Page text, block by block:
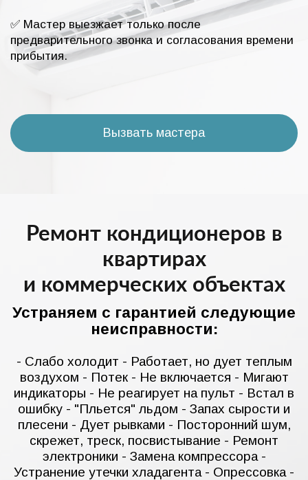
✅ Мастер выезжает только после
предварительного звонка и согласования времени
прибытия.
Вызвать мастера
Ремонт кондиционеров в
квартирах
и коммерческих объектах
Устраняем с гарантией следующие
неисправности:
- Слабо холодит - Работает, но дует теплым
воздухом - Потек - Не включается - Мигают
индикаторы - Не реагирует на пульт - Встал в
ошибку - "Пльется" льдом - Запах сырости и
плесени - Дует рывками - Посторонний шум,
скрежет, треск, посвистывание - Ремонт
электроники - Замена компрессора -
Устранение утечки хладагента - Опрессовка -